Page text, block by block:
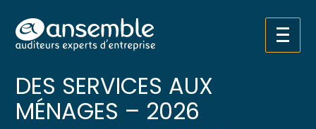
Aller
au
Créer et reprendre une activité
Gérer votre quotidien
Piloter votre entreprise
Pilotez votre gestion
Suivre votre comptabilité
Gérer vos ressources humaines
INDICE DE LA PRODUCTION
DES SERVICES AUX
MÉNAGES – 2026